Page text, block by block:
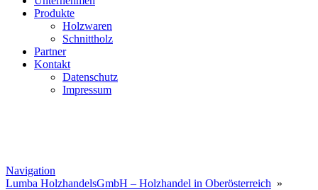
Produkte
Holzwaren
Schnittholz
Partner
Kontakt
Datenschutz
Impressum
Navigation
Lumba HolzhandelsGmbH – Holzhandel in Oberösterreich »